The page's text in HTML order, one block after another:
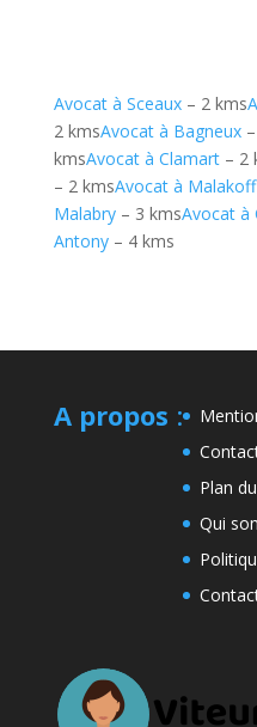
Avocat à Sceaux– 2 kms
2 kmsAvocat à Bagneux–
kmsAvocat à Clamart– 2
– 2 kmsAvocat à Malakoff
Malabry– 3 kmsAvocat à
Antony– 4 kms
A propos :
Plan
Qui